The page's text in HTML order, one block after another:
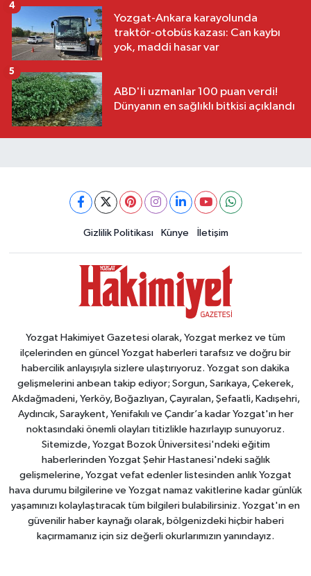
Yozgat-Ankara karayolunda
traktör-otobüs kazası: Can kaybı
yok, maddi hasar var
4
ABD'li uzmanlar 100 puan verdi!
Dünyanın en sağlıklı bitkisi açıklandı
5
Gizlilik Politikası Künye İletişim
Yozgat Hakimiyet Gazetesi olarak, Yozgat merkez ve tüm
ilçelerinden en güncel Yozgat haberleri tarafsız ve doğru bir
habercilik anlayışıyla sizlere ulaştırıyoruz. Yozgat son dakika
gelişmelerini anbean takip ediyor; Sorgun, Sarıkaya, Çekerek,
Akdağmadeni, Yerköy, Boğazlıyan, Çayıralan, Şefaatli, Kadışehri,
Aydıncık, Saraykent, Yenifakılı ve Çandır’a kadar Yozgat'ın her
noktasındaki önemli olayları titizlikle hazırlayıp sunuyoruz.
Sitemizde, Yozgat Bozok Üniversitesi'ndeki eğitim
haberlerinden Yozgat Şehir Hastanesi'ndeki sağlık
gelişmelerine, Yozgat vefat edenler listesinden anlık Yozgat
hava durumu bilgilerine ve Yozgat namaz vakitlerine kadar günlük
yaşamınızı kolaylaştıracak tüm bilgileri bulabilirsiniz. Yozgat'ın en
güvenilir haber kaynağı olarak, bölgenizdeki hiçbir haberi
kaçırmamanız için siz değerli okurlarımızın yanındayız.